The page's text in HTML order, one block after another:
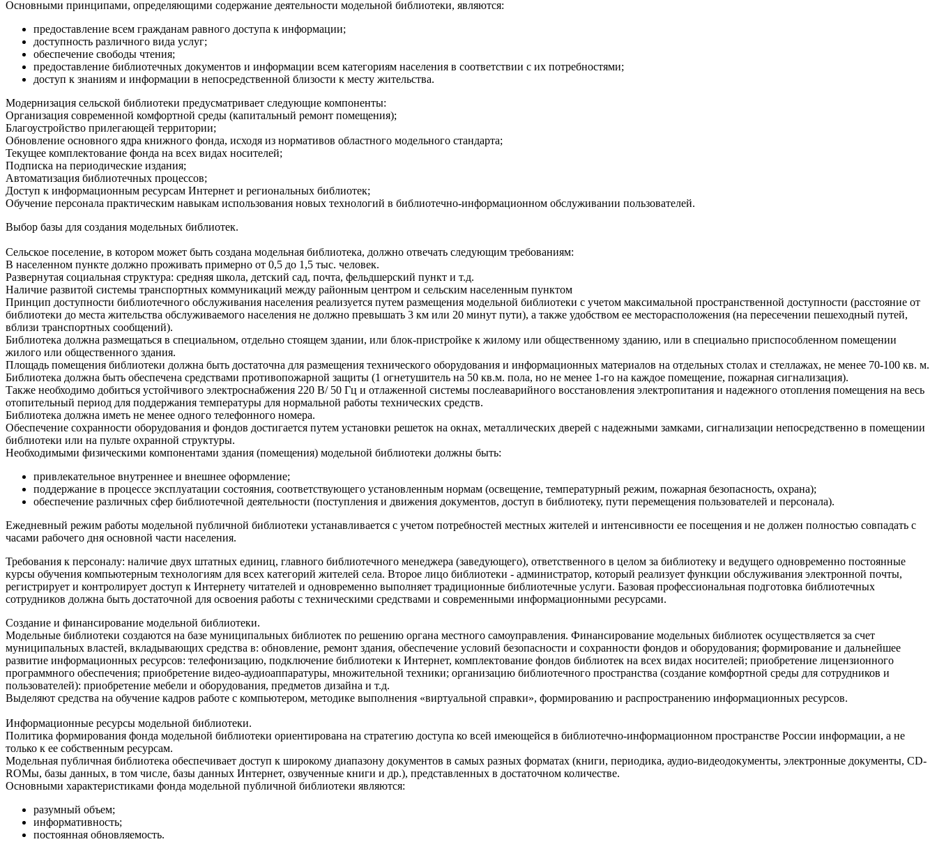
Основными принципами, определяющими содержание деятельности модельной библиотеки, являются:
предоставление всем гражданам равного доступа к информации;
доступность различного вида услуг;
обеспечение свободы чтения;
предоставление библиотечных документов и информации всем категориям населения в соответствии с их потребностями;
доступ к знаниям и информации в непосредственной близости к месту жительства.
Модернизация сельской библиотеки предусматривает следующие компоненты:
Организация современной комфортной среды (капитальный ремонт помещения);
Благоустройство прилегающей территории;
Обновление основного ядра книжного фонда, исходя из нормативов областного модельного стандарта;
Текущее комплектование фонда на всех видах носителей;
Подписка на периодические издания;
Автоматизация библиотечных процессов;
Доступ к информационным ресурсам Интернет и региональных библиотек;
Обучение персонала практическим навыкам использования новых технологий в библиотечно-информационном обслуживании пользователей.
Выбор базы для создания модельных библиотек.
Сельское поселение, в котором может быть создана модельная библиотека, должно отвечать следующим требованиям:
В населенном пункте должно проживать примерно от 0,5 до 1,5 тыс. человек.
Развернутая социальная структура: средняя школа, детский сад, почта, фельдшерский пункт и т.д.
Наличие развитой системы транспортных коммуникаций между районным центром и сельским населенным пунктом
Принцип доступности библиотечного обслуживания населения реализуется путем размещения модельной библиотеки с учетом максимальной пространственной доступности (расстояние от
библиотеки до места жительства обслуживаемого населения не должно превышать 3 км или 20 минут пути), а также удобством ее месторасположения (на пересечении пешеходный путей,
вблизи транспортных сообщений).
Библиотека должна размещаться в специальном, отдельно стоящем здании, или блок-пристройке к жилому или общественному зданию, или в специально приспособленном помещении
жилого или общественного здания.
Площадь помещения библиотеки должна быть достаточна для размещения технического оборудования и информационных материалов на отдельных столах и стеллажах, не менее 70-100 кв. м.
Библиотека должна быть обеспечена средствами противопожарной защиты (1 огнетушитель на 50 кв.м. пола, но не менее 1-го на каждое помещение, пожарная сигнализация).
Также необходимо добиться устойчивого электроснабжения 220 В/ 50 Гц и отлаженной системы послеаварийного восстановления электропитания и надежного отопления помещения на весь
отопительный период для поддержания температуры для нормальной работы технических средств.
Библиотека должна иметь не менее одного телефонного номера.
Обеспечение сохранности оборудования и фондов достигается путем установки решеток на окнах, металлических дверей с надежными замками, сигнализации непосредственно в помещении
библиотеки или на пульте охранной структуры.
Необходимыми физическими компонентами здания (помещения) модельной библиотеки должны быть:
привлекательное внутреннее и внешнее оформление;
поддержание в процессе эксплуатации состояния, соответствующего установленным нормам (освещение, температурный режим, пожарная безопасность, охрана);
обеспечение различных сфер библиотечной деятельности (поступления и движения документов, доступ в библиотеку, пути перемещения пользователей и персонала).
Ежедневный режим работы модельной публичной библиотеки устанавливается с учетом потребностей местных жителей и интенсивности ее посещения и не должен полностью совпадать с
часами рабочего дня основной части населения.
Требования к персоналу: наличие двух штатных единиц, главного библиотечного менеджера (заведующего), ответственного в целом за библиотеку и ведущего одновременно постоянные
курсы обучения компьютерным технологиям для всех категорий жителей села. Второе лицо библиотеки - администратор, который реализует функции обслуживания электронной почты,
регистрирует и контролирует доступ к Интернету читателей и одновременно выполняет традиционные библиотечные услуги. Базовая профессиональная подготовка библиотечных
сотрудников должна быть достаточной для освоения работы с техническими средствами и современными информационными ресурсами.
Создание и финансирование модельной библиотеки.
Модельные библиотеки создаются на базе муниципальных библиотек по решению органа местного самоуправления. Финансирование модельных библиотек осуществляется за счет
муниципальных властей, вкладывающих средства в: обновление, ремонт здания, обеспечение условий безопасности и сохранности фондов и оборудования; формирование и дальнейшее
развитие информационных ресурсов: телефонизацию, подключение библиотеки к Интернет, комплектование фондов библиотек на всех видах носителей; приобретение лицензионного
программного обеспечения; приобретение видео-аудиоаппаратуры, множительной техники; организацию библиотечного пространства (создание комфортной среды для сотрудников и
пользователей): приобретение мебели и оборудования, предметов дизайна и т.д.
Выделяют средства на обучение кадров работе с компьютером, методике выполнения «виртуальной справки», формированию и распространению информационных ресурсов.
Информационные ресурсы модельной библиотеки.
Политика формирования фонда модельной библиотеки ориентирована на стратегию доступа ко всей имеющейся в библиотечно-информационном пространстве России информации, а не
только к ее собственным ресурсам.
Модельная публичная библиотека обеспечивает доступ к широкому диапазону документов в самых разных форматах (книги, периодика, аудио-видеодокументы, электронные документы, CD-
ROMы, базы данных, в том числе, базы данных Интернет, озвученные книги и др.), представленных в достаточном количестве.
Основными характеристиками фонда модельной публичной библиотеки являются:
разумный объем;
информативность;
постоянная обновляемость.